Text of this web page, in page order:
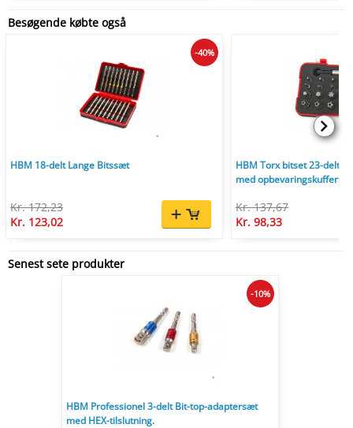
Besøgende købte også
HBM 18-delt Lange Bitssæt
Kr. 172,23
Kr. 123,02
-40%
HBM Torx bitset 23-delt -
med opbevaringskuffert.
Kr. 137,67
Kr. 98,33
Senest sete produkter
HBM Professionel 3-delt Bit-top-adaptersæt
med HEX-tilslutning.
-10%